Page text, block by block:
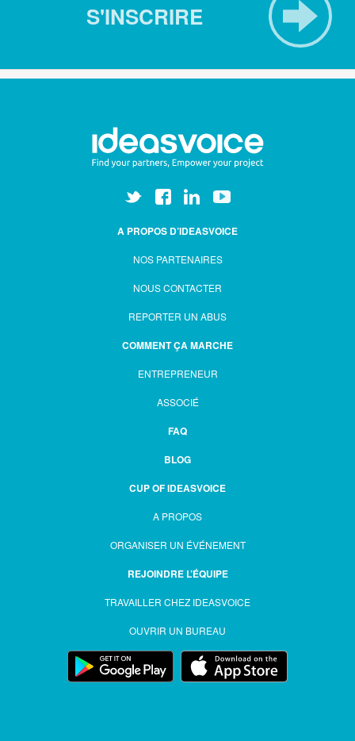
S'INSCRIRE
A PROPOS D’IDEASVOICE
NOS PARTENAIRES
NOUS CONTACTER
REPORTER UN ABUS
COMMENT ÇA MARCHE
ENTREPRENEUR
ASSOCIÉ
FAQ
BLOG
CUP OF IDEASVOICE
A PROPOS
ORGANISER UN ÉVÉNEMENT
REJOINDRE L’ÉQUIPE
TRAVAILLER CHEZ IDEASVOICE
OUVRIR UN BUREAU